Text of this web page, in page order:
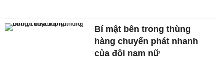
Bí mật bên trong thùng
hàng chuyển phát nhanh
của đôi nam nữ